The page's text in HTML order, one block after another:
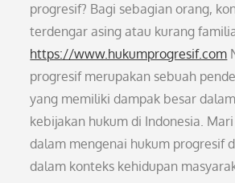
progresif? Bagi sebagian orang,
terdengar asing atau kurang
https://www.hukumprogresif.com
progresif merupakan sebuah
yang memiliki dampak besar
kebijakan hukum di Indonesia.
dalam mengenai hukum progresif
dalam konteks kehidupan